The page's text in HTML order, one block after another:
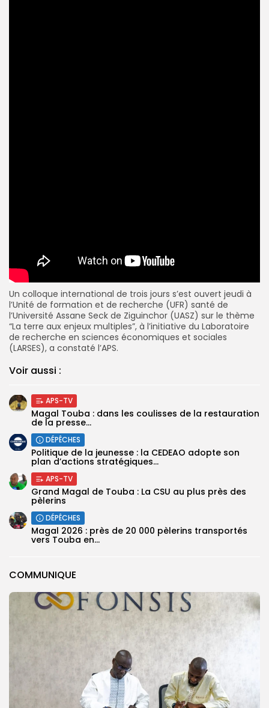
COMMUNIQUE
Un colloque international de trois jours s’est ouvert jeudi à
l’Unité de formation et de recherche (UFR) santé de
l’Université Assane Seck de Ziguinchor (UASZ) sur le thème
“La terre aux enjeux multiples”, à l’initiative du Laboratoire
de recherche en sciences économiques et sociales
(LARSES), a constaté l’APS.
Voir aussi :
APS-TV
Magal Touba : dans les coulisses de la restauration
de la presse...
DÉPÊCHES
Politique de la jeunesse : la CEDEAO adopte son
plan d’actions stratégiques...
APS-TV
Grand Magal de Touba : La CSU au plus près des
pèlerins
DÉPÊCHES
Magal 2026 : près de 20 000 pèlerins transportés
vers Touba en...